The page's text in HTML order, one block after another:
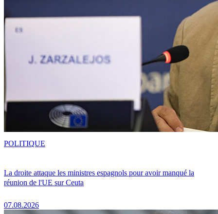
La droite attaque les ministres espagnols pour avoir manqué la
réunion de l'UE sur Ceuta
07.08.2026
POLITIQUE